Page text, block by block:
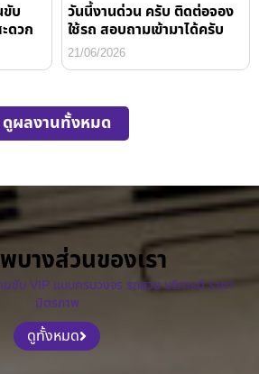
บ
ดวก
วันนี้งานด่วน ครับ ติดต่อจอง
ใช้รถ สอบถามเข้ามาได้ครับ
21/06/2026
ดูผลงานทั้งหมด
บางส่วนของเรา
นขับ VIP แบบครบวงจร รถสวย บริการดี ราคา
มิตรภาพ
ดูทั้งหมด